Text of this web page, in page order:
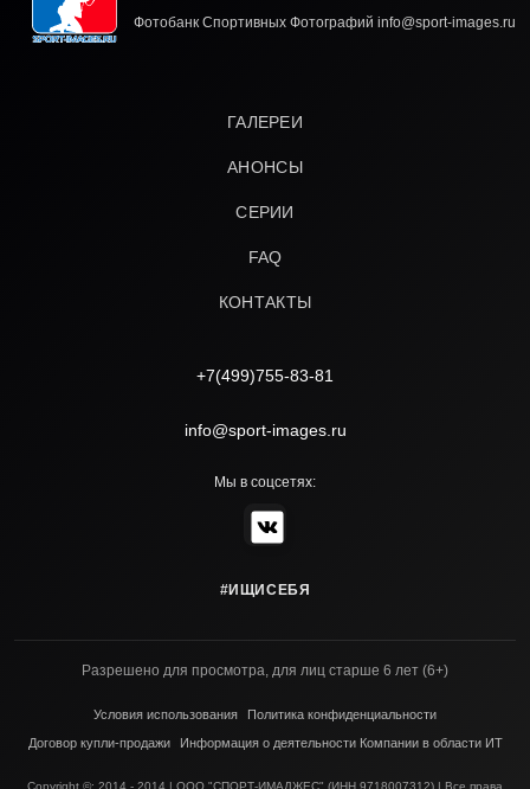
Фотобанк Спортивных Фотографий info@sport-images.ru
ГАЛЕРЕИ
АНОНСЫ
СЕРИИ
FAQ
КОНТАКТЫ
+7(499)755-83-81
info@sport-images.ru
Мы в соцсетях:
#ИЩИСЕБЯ
Разрешено для просмотра, для лиц старше 6 лет (6+)
Условия использования
Политика конфиденциальности
Договор купли-продажи
Информация о деятельности Компании в области ИТ
Copyright ©; 2014 - 2014 | ООО "СПОРТ-ИМАДЖЕС" (ИНН 9718007312) | Все права